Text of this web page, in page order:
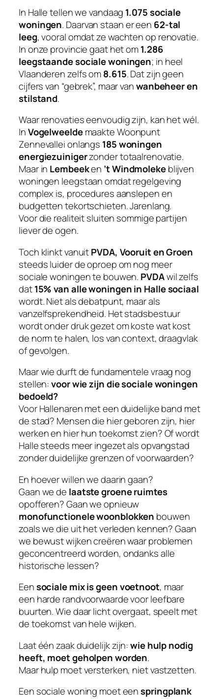
In Halle tellen we vandaag 1.075 sociale
woningen. Daarvan staan er een 62-tal
leeg, vooral omdat ze wachten op renovatie.
In onze provincie gaat het om1.286
leegstaande sociale woningen; in heel
Vlaanderen zelfs om8.615. Dat zijn geen
cijfers van “gebrek”, maar vanwanbeheer en
stilstand.
Waar renovaties eenvoudig zijn, kan het wél.
InVogelweeldemaakte Woonpunt
Zennevallei onlangs 185 woningen
energiezuinigerzonder totaalrenovatie.
Maar in Lembeeken ’t Windmolekeblijven
woningen leegstaan omdat regelgeving
complex is, procedures aanslepen en
budgetten tekortschieten. Jarenlang.
Voor die realiteit sluiten sommige partijen
liever de ogen.
Toch klinkt vanuitPVDA, Vooruit en Groen
steeds luider de oproep om nog meer
sociale woningen te bouwen. PVDAwil zelfs
dat15% van alle woningen in Halle sociaal
wordt. Niet als debatpunt, maar als
vanzelfsprekendheid. Het stadsbestuur
wordt onder druk gezet om koste wat kost
de norm te halen, los van context, draagvlak
of gevolgen.
Maar wie durft de fundamentele vraag nog
stellen:voor wie zijn die sociale woningen
bedoeld?
Voor Hallenaren met een duidelijke band met
de stad? Mensen die hier geboren zijn, hier
werken en hier hun toekomst zien? Of wordt
Halle steeds meer ingezet als opvangstad
zonder duidelijke grenzen of voorwaarden?
En hoever willen we daarin gaan?
Gaan we de laatste groene ruimtes
opofferen? Gaan we opnieuw
monofunctionele woonblokken bouwen
zoals we die uit het verleden kennen? Gaan
we bewust wijken creëren waar problemen
geconcentreerd worden, ondanks alle
historische lessen?
Eensociale mix is geen voetnoot, maar
een harde randvoorwaarde voor leefbare
buurten. Wie daar licht overgaat, speelt met
de toekomst van hele wijken.
Laat één zaak duidelijk zijn:wie hulp nodig
heeft, moet geholpen worden.
Maar hulp moet versterken, niet vastzetten.
Een sociale woning moet eenspringplank